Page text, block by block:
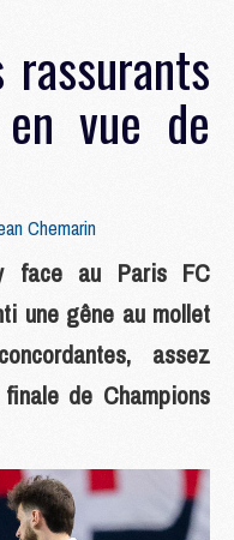
rassurants
vue de
Chemarin
face au Paris FC
une gêne au mollet
assez
de Champions